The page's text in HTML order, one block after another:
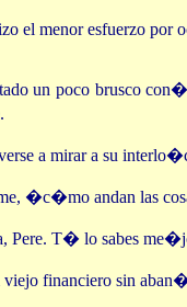
el menor esfuerzo por
un poco brusco
a mirar a su
�c�mo andan las
Pere. T� lo sabes
financiero sin